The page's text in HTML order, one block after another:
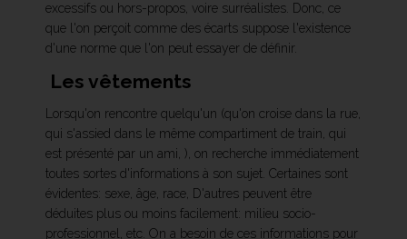
excessifs ou hors-propos, voire surréalistes. Donc, ce
que l'on perçoit comme des écarts suppose l'existence
d'une norme que l'on peut essayer de définir.
Les vêtements
Lorsqu'on rencontre quelqu'un (qu'on croise dans la rue,
qui s'assied dans le même compartiment de train, qui
est présenté par un ami, ), on recherche immédiatement
toutes sortes d'informations à son sujet. Certaines sont
évidentes: sexe, âge, race, D'autres peuvent être
déduites plus ou moins facilement: milieu socio-
professionnel, etc. On a besoin de ces informations pour